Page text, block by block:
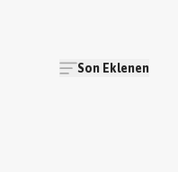
Son Eklenen